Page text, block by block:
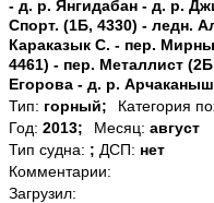
- д. р. Янгидабан - д. р.
Спорт. (1Б, 4330) - ледн.
Караказык С. - пер.
4461) - пер. Металлист
Егорова - д. р.
Тип: горный; Категория
Год: 2013; Месяц: август
Тип судна: ; ДСП: нет
Комментарии:
Загрузил: